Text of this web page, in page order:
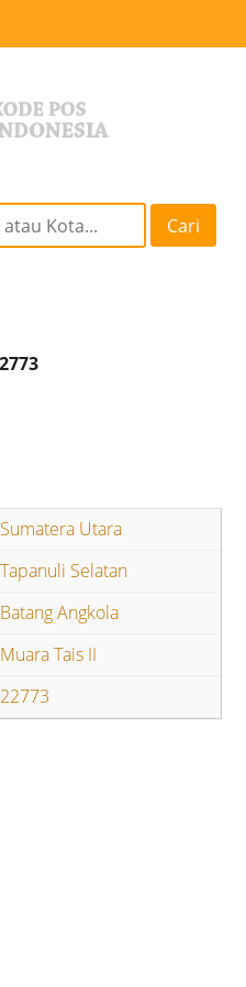
Cari
Sumatera Utara
Tapanuli Selatan
Batang Angkola
Muara Tais II
22773